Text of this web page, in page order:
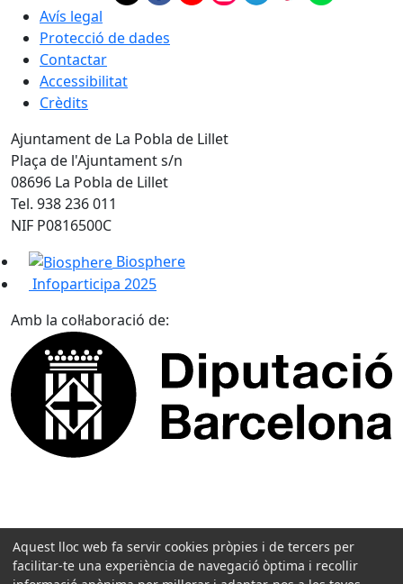
Avís legal
Protecció de dades
Contactar
Accessibilitat
Crèdits
Ajuntament de La Pobla de Lillet
Plaça de l'Ajuntament s/n
08696 La Pobla de Lillet
Tel. 938 236 011
NIF P0816500C
Biosphere
Infoparticipa 2025
Amb la col·laboració de:
Aquest lloc web fa servir cookies pròpies i de tercers per
facilitar-te una experiència de navegació òptima i recollir